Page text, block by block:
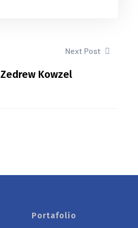
Next Post
Zedrew Kowzel
Portafolio